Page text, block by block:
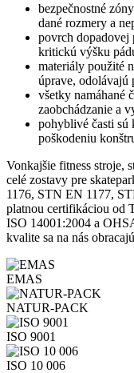
bezpečnostné
dané rozmery a
povrch
kritickú výšku
materiály použité
úprave, odolávajú
všetky namáhané
zaobchádzanie a
pohyblivé časti sú
poškodeniu
Vonkajšie fitness stroje,
celé zostavy pre
1176, STN EN 1177,
platnou certifikáciou od
ISO 14001:2004 a
kvalite sa na nás
EMAS
NATUR-PACK
ISO 9001
ISO 10 006